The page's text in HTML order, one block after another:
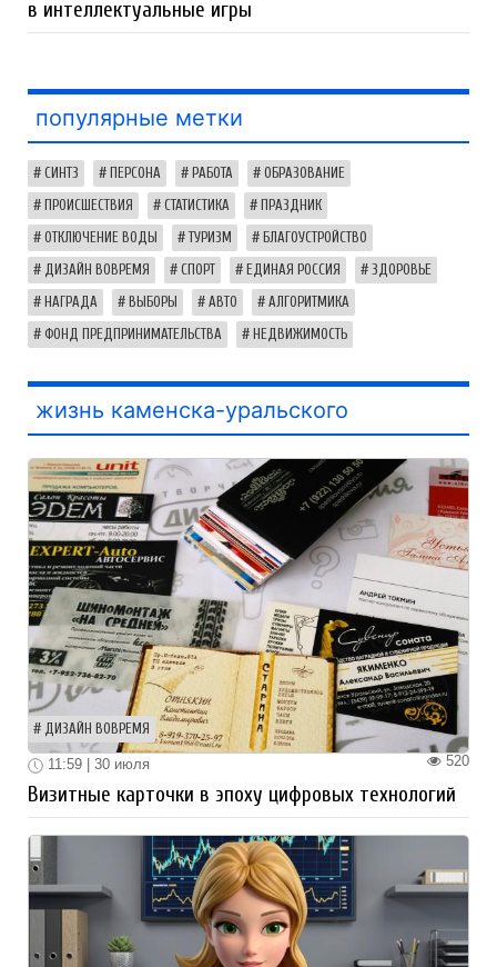
в интеллектуальные игры
популярные метки
СИНТЗ ПЕРСОНА РАБОТА ОБРАЗОВАНИЕ
ПРОИСШЕСТВИЯ СТАТИСТИКА ПРАЗДНИК
ОТКЛЮЧЕНИЕ ВОДЫ ТУРИЗМ БЛАГОУСТРОЙСТВО
ДИЗАЙН ВОВРЕМЯ СПОРТ ЕДИНАЯ РОССИЯ ЗДОРОВЬЕ
НАГРАДА ВЫБОРЫ АВТО АЛГОРИТМИКА
ФОНД ПРЕДПРИНИМАТЕЛЬСТВА НЕДВИЖИМОСТЬ
жизнь каменска-уральского
ДИЗАЙН ВОВРЕМЯ
520
11:59 | 30 июля
Визитные карточки в эпоху цифровых технологий